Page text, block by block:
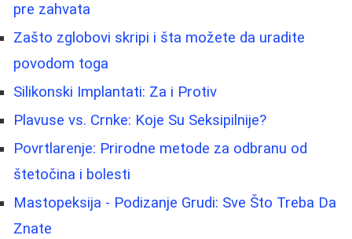
pre zahvata
Zašto zglobovi skripi i šta možete da uradite
povodom toga
Silikonski Implantati: Za i Protiv
Plavuse vs. Crnke: Koje Su Seksipilnije?
Povrtlarenje: Prirodne metode za odbranu od
štetočina i bolesti
Mastopeksija - Podizanje Grudi: Sve Što Treba Da
Znate